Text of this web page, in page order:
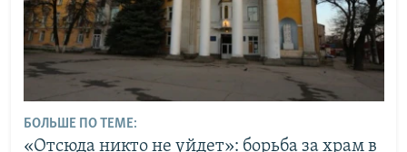
БОЛЬШЕ ПО ТЕМЕ:
«Отсюда никто не уйдет»: борьба за храм в